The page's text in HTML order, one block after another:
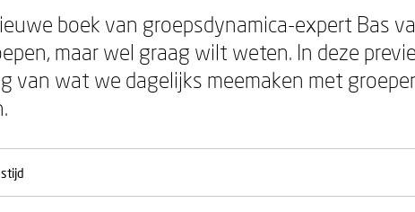
boek van groepsdynamica-expert Bas
maar wel graag wilt weten. In deze
van wat we dagelijks meemaken met